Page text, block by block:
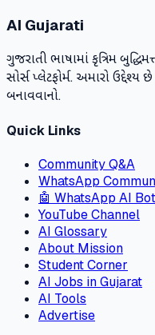
AI Gujarati
ગુજરાતી ભાષામાં કૃત્રિમ
સોર્સ પ્લેટફોર્મ. અમારો
બનાવવાનો.
Quick Links
Community Q&A
WhatsApp
🤖 WhatsApp AI Bot
YouTube Channel
AI Glossary
About Mission
Student Corner
AI Jobs in Gujarat
AI Tools
Advertise